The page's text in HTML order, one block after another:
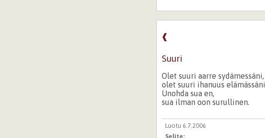
❰
Suuri
Olet suuri aarre sydämessäni,
olet suuri ihanuus elämässäni.
Unohda sua en,
sua ilman oon surullinen.
Luotu 6.7.2006
Selite: